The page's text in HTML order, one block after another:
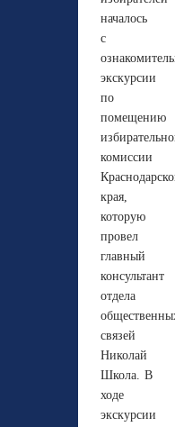
началось
с
экскурсии
по
помещению
комиссии
края,
которую
провел
главный
консультант
отдела
связей
Николай
Школа. В
ходе
экскурсии